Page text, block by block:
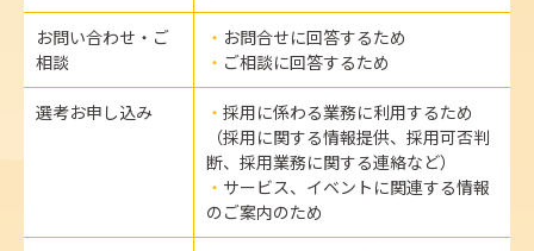
お問い合わせ・ご
相談
お問合せに回答するため
ご相談に回答するため
選考お申し込み
採用に係わる業務に利用するため
（採用に関する情報提供、採用可否判
断、採用業務に関する連絡など）
サービス、イベントに関連する情報
のご案内のため